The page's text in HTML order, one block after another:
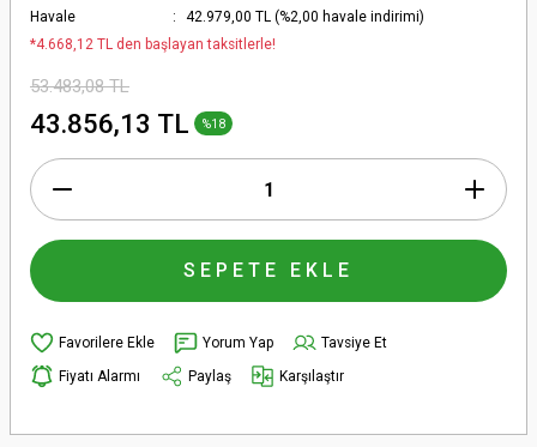
Havale
42.979,00 TL (%2,00 havale indirimi)
*4.668,12 TL den başlayan taksitlerle!
53.483,08 TL
43.856,13 TL %18
SEPETE EKLE
Yorum Yap
Tavsiye Et
Fiyatı Alarmı
Paylaş Karşılaştır